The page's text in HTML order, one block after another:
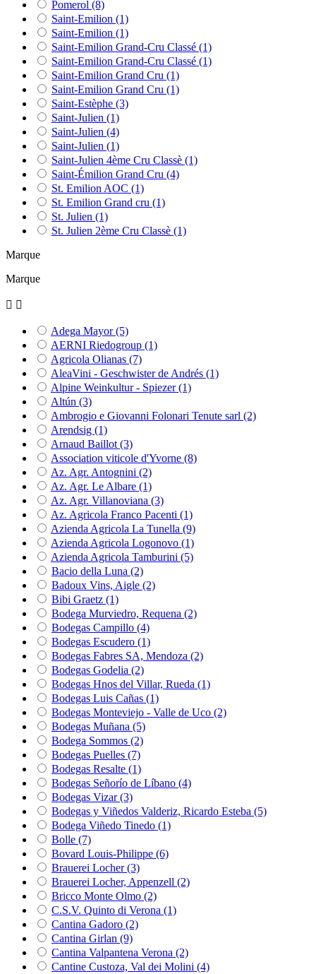
Pomerol (8)
Saint-Emilion (1)
Saint-Emilion (1)
Saint-Emilion Grand-Cru Classé (1)
Saint-Emilion Grand-Cru Classé (1)
Saint-Emilion Grand Cru (1)
Saint-Emilion Grand Cru (1)
Saint-Estèphe (3)
Saint-Julien (1)
Saint-Julien (4)
Saint-Julien (1)
Saint-Julien 4ème Cru Classè (1)
Saint-Émilion Grand Cru (4)
St. Emilion AOC (1)
St. Emilion Grand cru (1)
St. Julien (1)
St. Julien 2ème Cru Classè (1)
Marque
Marque
 
Adega Mayor(5)
AERNI Riedogroup (1)
Agricola Olianas (7)
AleaVini - Geschwister de Andrés (1)
Alpine Weinkultur - Spiezer(1)
Altún (3)
Ambrogio e Giovanni Folonari Tenute sarl (2)
Arendsig (1)
Arnaud Baillot (3)
Association viticole d'Yvorne (8)
Az. Agr. Antognini (2)
Az. Agr. Le Albare (1)
Az. Agr. Villanoviana (3)
Az. Agricola Franco Pacenti (1)
Azienda Agricola La Tunella (9)
Azienda Agricola Logonovo (1)
Azienda Agricola Tamburini (5)
Bacio della Luna (2)
Badoux Vins, Aigle (2)
Bibi Graetz (1)
Bodega Murviedro, Requena (2)
Bodegas Campillo (4)
Bodegas Escudero (1)
Bodegas Fabres SA, Mendoza (2)
Bodegas Godelia (2)
Bodegas Hnos del Villar, Rueda (1)
Bodegas Luis Cañas (1)
Bodegas Monteviejo - Valle de Uco (2)
Bodegas Muñana (5)
Bodega Sommos (2)
Bodegas Puelles (7)
Bodegas Resalte (1)
Bodegas Señorío de Líbano (4)
Bodegas Vizar(3)
Bodegas y Viñedos Valderiz, Ricardo Esteba (5)
Bodega Viñedo Tinedo (1)
Bolle (7)
Bovard Louis-Philippe (6)
Brauerei Locher(3)
Brauerei Locher, Appenzell (2)
Bricco Monte Olmo (2)
C.S.V. Quinto di Verona (1)
Cantina Gadoro (2)
Cantina Girlan (9)
Cantina Valpantena Verona (2)
Cantine Custoza, Val dei Molini (4)